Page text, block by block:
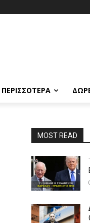
ΠΕΡΙΣΣΟΤΕΡΑ
MOST READ